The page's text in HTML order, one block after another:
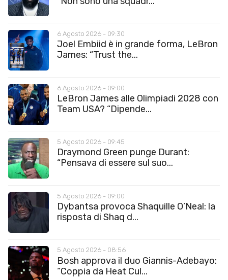
6 Agosto 2026 - 09:30
Joel Embiid è in grande forma, LeBron
James: “Trust the...
6 Agosto 2026 - 09:00
LeBron James alle Olimpiadi 2028 con
Team USA? “Dipende...
5 Agosto 2026 - 09:45
Draymond Green punge Durant:
“Pensava di essere sul suo...
5 Agosto 2026 - 09:00
Dybantsa provoca Shaquille O’Neal: la
risposta di Shaq d...
5 Agosto 2026 - 08:56
Bosh approva il duo Giannis-Adebayo:
“Coppia da Heat Cul...